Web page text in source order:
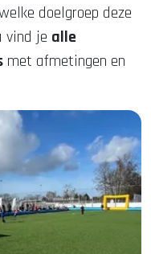
doelgroep deze
vind je alle
met afmetingen en